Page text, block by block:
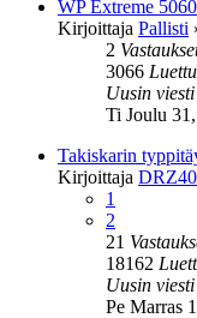
WP Extreme
Kirjoittaja Pallisti
2
3066 Luettu
Uusin viesti
Ti Joulu
Takiskarin
Kirjoittaja
1
2
21
18162
Uusin viesti
Pe Marras